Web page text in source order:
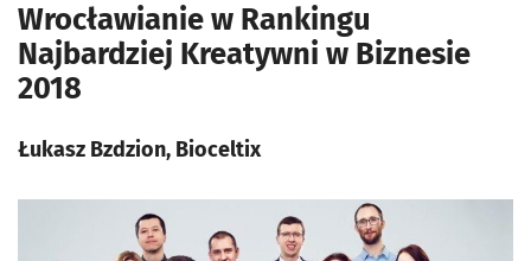
Wrocławianie w Rankingu
Najbardziej Kreatywni w Biznesie
2018
Łukasz Bzdzion, Bioceltix